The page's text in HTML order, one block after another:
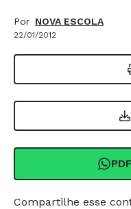
Por NOVA ESCOLA
22/01/2012
Compartilhe esse